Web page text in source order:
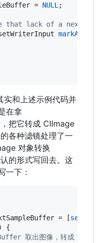
=
NULL ;
that lack of a next
实和上述示例代码并
在拿
把它转成 CIImage
各种滤镜处理了一
对象转换
的形式写回去。这
一下：
= [self
{
取出图像，转成 CIImage